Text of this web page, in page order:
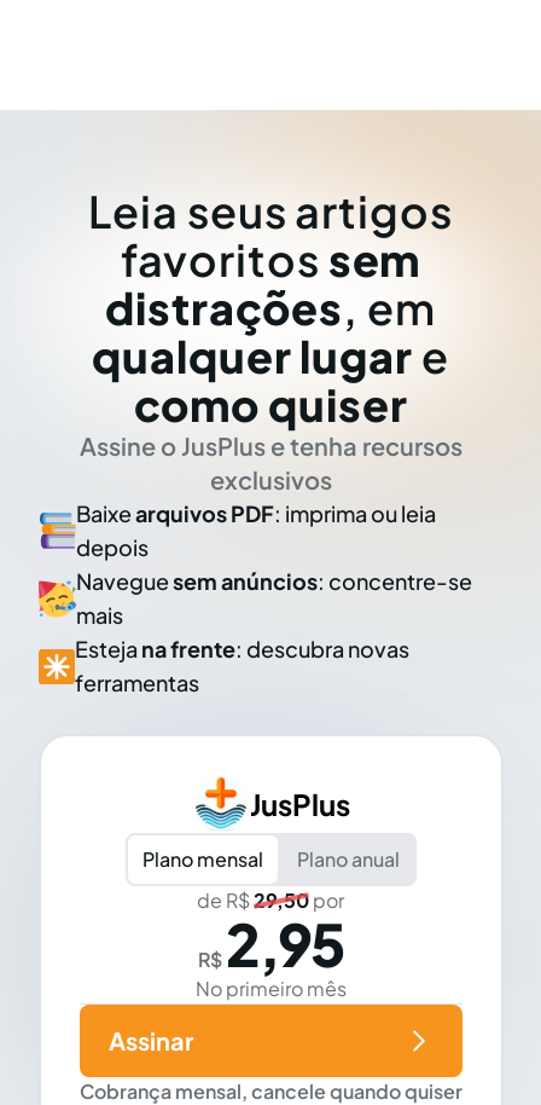
Leia seus artigos
favoritos sem
distrações, em
qualquer lugar e
como quiser
Assine o JusPlus e tenha recursos
exclusivos
Baixearquivos PDF: imprima ou leia
depois
Naveguesem anúncios: concentre-se
mais
Esteja na frente: descubra novas
ferramentas
JusPlus
Plano mensal
Plano anual
de R$29,50por
R$ 2,95
No primeiro mês
Cobrança mensal, cancele quando quiser
Assinar